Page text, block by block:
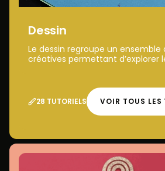
Dessin
Le dessin regroupe un
créatives permettant d’explorer
28 TUTORIELS VOIR TOUS LES